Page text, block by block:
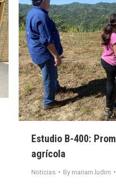
Estudio B-400:
agrícola
Noticias By mariam.ludim